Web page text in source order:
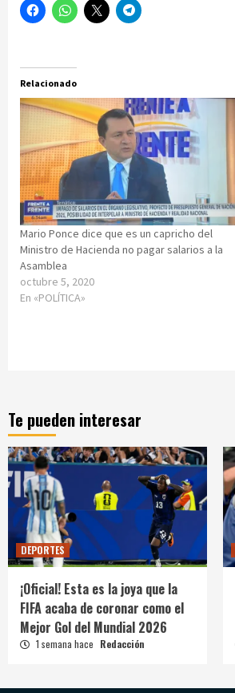
Relacionado
Mario Ponce dice que es un capricho del
Ministro de Hacienda no pagar salarios a la
Asamblea
octubre 5, 2020
En «POLÍTICA»
Te pueden interesar
DEPORTES
¡Oficial! Esta es la joya que la
FIFA acaba de coronar como el
Mejor Gol del Mundial 2026
1 semana hace Redacción